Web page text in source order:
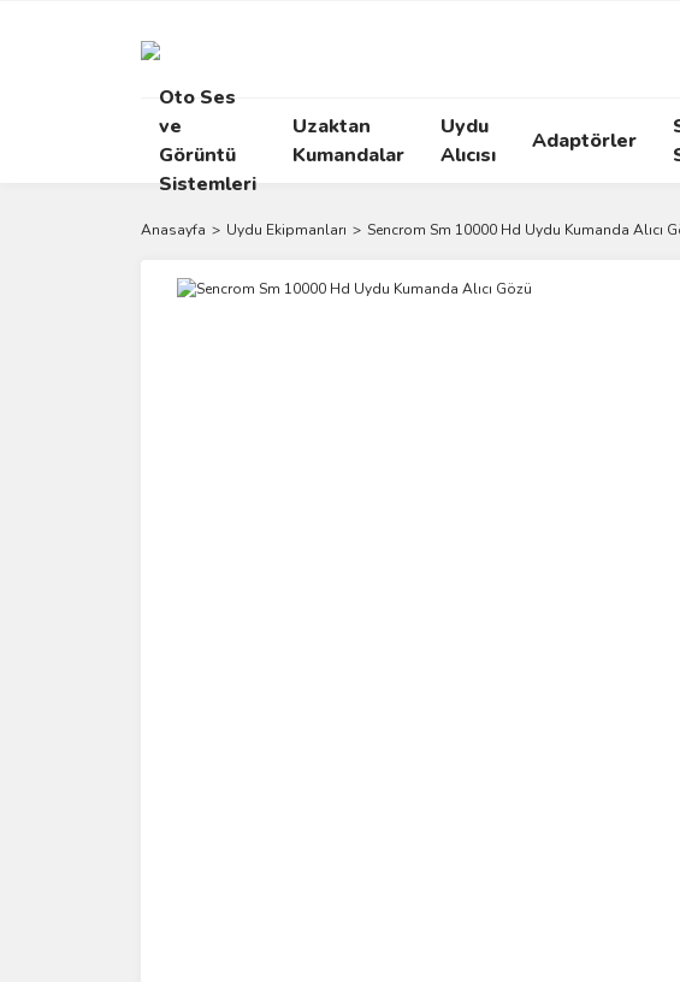
Oto Ses
ve
Görüntü
Sistemleri
Uzaktan
Kumandalar
Uydu
Alıcısı
Adaptörler
Anasayfa Uydu Ekipmanları Sencrom Sm 10000 Hd Uydu Kumanda Alıcı